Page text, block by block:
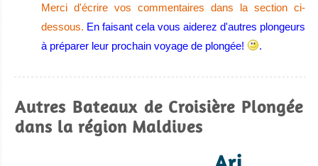
Merci d'écrire vos commentaires dans la section ci-
dessous. En faisant cela vous aiderez d'autres plongeurs
à préparer leur prochain voyage de plongée!
.
Autres Bateaux de Croisière Plongée
dans la région Maldives